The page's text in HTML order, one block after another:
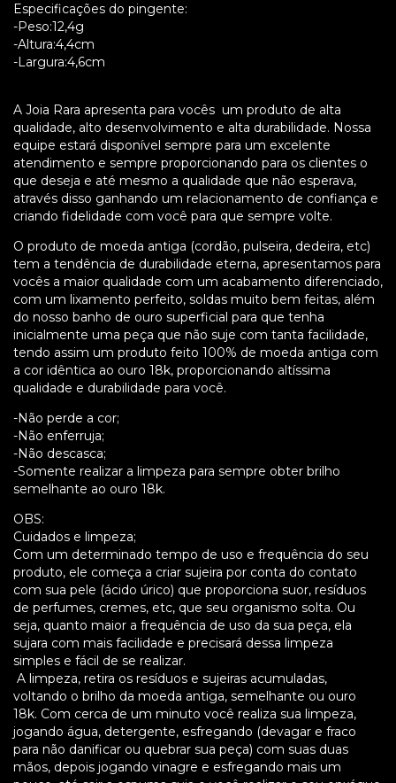
Especificações do pingente:
-Peso:12,4g
-Altura:4,4cm
-Largura:4,6cm
A Joia Rara apresenta para vocês um produto de alta
qualidade, alto desenvolvimento e alta durabilidade. Nossa
equipe estará disponível sempre para um excelente
atendimento e sempre proporcionando para os clientes o
que deseja e até mesmo a qualidade que não esperava,
através disso ganhando um relacionamento de confiança e
criando fidelidade com você para que sempre volte.
O produto de moeda antiga (cordão, pulseira, dedeira, etc)
tem a tendência de durabilidade eterna, apresentamos para
vocês a maior qualidade com um acabamento diferenciado,
com um lixamento perfeito, soldas muito bem feitas, além
do nosso banho de ouro superficial para que tenha
inicialmente uma peça que não suje com tanta facilidade,
tendo assim um produto feito 100% de moeda antiga com
a cor idêntica ao ouro 18k, proporcionando altíssima
qualidade e durabilidade para você.
-Não perde a cor;
-Não enferruja;
-Não descasca;
-Somente realizar a limpeza para sempre obter brilho
semelhante ao ouro 18k.
OBS:
Cuidados e limpeza;
Com um determinado tempo de uso e frequência do seu
produto, ele começa a criar sujeira por conta do contato
com sua pele (ácido úrico) que proporciona suor, resíduos
de perfumes, cremes, etc, que seu organismo solta. Ou
seja, quanto maior a frequência de uso da sua peça, ela
sujara com mais facilidade e precisará dessa limpeza
simples e fácil de se realizar.
A limpeza, retira os resíduos e sujeiras acumuladas,
voltando o brilho da moeda antiga, semelhante ou ouro
18k. Com cerca de um minuto você realiza sua limpeza,
jogando água, detergente, esfregando (devagar e fraco
para não danificar ou quebrar sua peça) com suas duas
mãos, depois jogando vinagre e esfregando mais um